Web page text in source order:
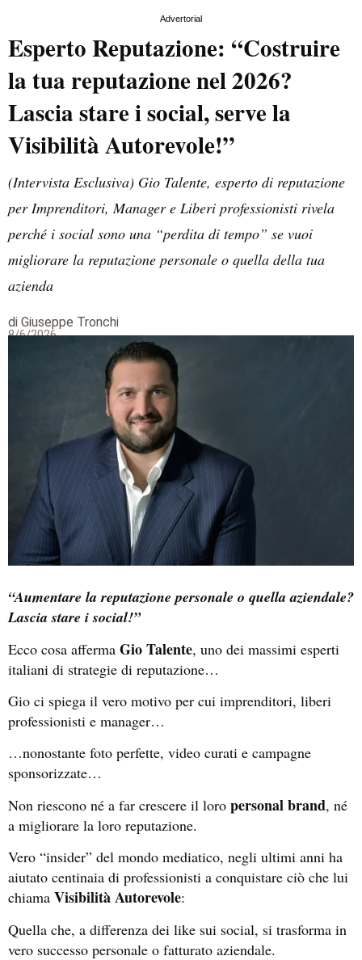
Advertorial
Esperto Reputazione: “Costruire
la tua reputazione nel 2026?
Lascia stare i social, serve la
Visibilità Autorevole!”
(Intervista Esclusiva) Gio Talente, esperto di reputazione
per Imprenditori, Manager e Liberi professionisti rivela
perché i social sono una “perdita di tempo” se vuoi
migliorare la reputazione personale o quella della tua
azienda
di Giuseppe Tronchi
8/6/2026
“Aumentare la reputazione personale o quella aziendale?
Lascia stare i social!”
Ecco cosa afferma Gio Talente, uno dei massimi esperti
italiani di strategie di reputazione…
Gio ci spiega il vero motivo per cui imprenditori, liberi
professionisti e manager…
…nonostante foto perfette, video curati e campagne
sponsorizzate…
Non riescono né a far crescere il loro personal brand, né
a migliorare la loro reputazione.
Vero “insider” del mondo mediatico, negli ultimi anni ha
aiutato centinaia di professionisti a conquistare ciò che lui
chiama Visibilità Autorevole:
Quella che, a differenza dei like sui social, si trasforma in
vero successo personale o fatturato aziendale.